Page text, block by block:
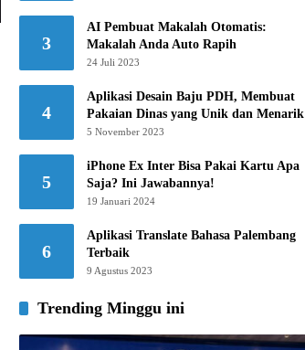
3
AI Pembuat Makalah Otomatis:
Makalah Anda Auto Rapih
24 Juli 2023
4
Aplikasi Desain Baju PDH, Membuat
Pakaian Dinas yang Unik dan Menarik
5 November 2023
5
iPhone Ex Inter Bisa Pakai Kartu Apa
Saja? Ini Jawabannya!
19 Januari 2024
6
Aplikasi Translate Bahasa Palembang
Terbaik
9 Agustus 2023
Trending Minggu ini